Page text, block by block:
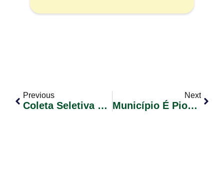
Previous
Coleta Seletiva Voltará No Próximo Dia 15
Next
Município É Pioneiro No Atendimento De Telemedicina